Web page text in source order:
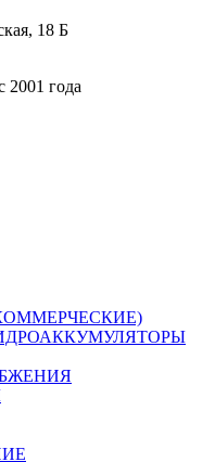
18 Б
2001 года